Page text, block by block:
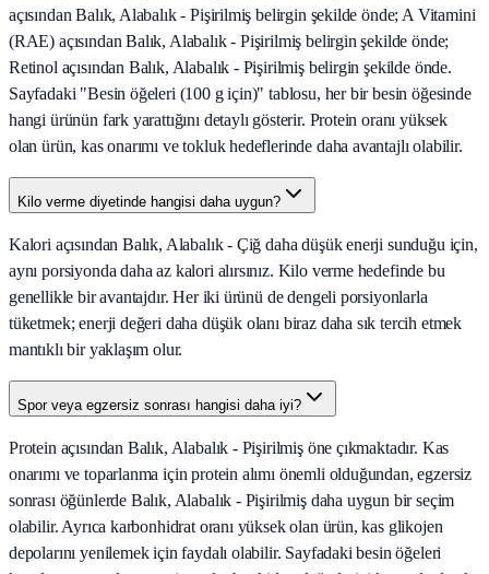
açısından Balık, Alabalık - Pişirilmiş belirgin şekilde önde; A Vitamini
(RAE) açısından Balık, Alabalık - Pişirilmiş belirgin şekilde önde;
Retinol açısından Balık, Alabalık - Pişirilmiş belirgin şekilde önde.
Sayfadaki "Besin öğeleri (100 g için)" tablosu, her bir besin öğesinde
hangi ürünün fark yarattığını detaylı gösterir. Protein oranı yüksek
olan ürün, kas onarımı ve tokluk hedeflerinde daha avantajlı olabilir.
Kilo verme diyetinde hangisi daha uygun?
Kalori açısından Balık, Alabalık - Çiğ daha düşük enerji sunduğu için,
aynı porsiyonda daha az kalori alırsınız. Kilo verme hedefinde bu
genellikle bir avantajdır. Her iki ürünü de dengeli porsiyonlarla
tüketmek; enerji değeri daha düşük olanı biraz daha sık tercih etmek
mantıklı bir yaklaşım olur.
Spor veya egzersiz sonrası hangisi daha iyi?
Protein açısından Balık, Alabalık - Pişirilmiş öne çıkmaktadır. Kas
onarımı ve toparlanma için protein alımı önemli olduğundan, egzersiz
sonrası öğünlerde Balık, Alabalık - Pişirilmiş daha uygun bir seçim
olabilir. Ayrıca karbonhidrat oranı yüksek olan ürün, kas glikojen
depolarını yenilemek için faydalı olabilir. Sayfadaki besin öğeleri